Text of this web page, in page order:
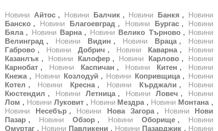
Новини Айтос , Новини Балчик , Новини Банкя , Новини
Банско , Новини Благоевград , Новини Бургас , Новини
Бяла , Новини Варна , Новини Велико Търново , Новини
Велинград , Новини Видин , Новини Враца , Новини
Габрово , Новини Добрич , Новини Каварна , Новини
Казанлък , Новини Калофер , Новини Карлово , Новини
Карнобат , Новини Каспичан , Новини Китен , Новини
Кнежа , Новини Козлодуй , Новини Копривщица , Новини
Котел , Новини Кресна , Новини Кърджали , Новини
Кюстендил , Новини Летница , Новини Ловеч , Новини
Лом , Новини Луковит , Новини Мездра , Новини Монтана ,
Новини
Несебър , Новини Нова Загора , Новини
Нови
Пазар , Новини Обзор , Новини Оборище , Новини
Омуртаг , Новини Павликени , Новини Пазарджик , Новини